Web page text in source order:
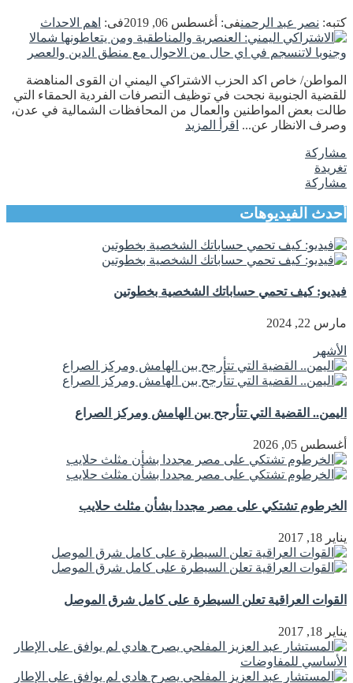
كتبه: نصر عبد الرحمنفى: أغسطس 06, 2019 فى: اهم الاحداث
المواطن/ خاص اكد الحزب الاشتراكي اليمني ان القوى المناهضة
للقضية الجنوبية نجحت في توظيف التصرفات الفردية الحمقاء التي
طالت بعض المواطنين والعمال من المحافظات الشمالية في عدن،
وصرف الانظار عن... اقرأ المزيد
مشاركة
تغريدة
مشاركة
أحدث الفيديوهات
فيديو: كيف تحمي حساباتك الشخصية بخطوتين
مارس 22, 2024
الأشهر
اليمن.. القضية التي تتأرجح بين الهامش ومركز الصراع
أغسطس 05, 2026
الخرطوم تشتكي على مصر مجددا بشأن مثلث حلايب
يناير 18, 2017
القوات العراقية تعلن السيطرة على كامل شرق الموصل
يناير 18, 2017